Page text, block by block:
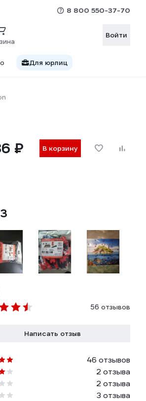
8 800 550-37-70
Войти
Для юрлиц
₽ В корзину
56 отзывов
Написать отзыв
46 отзывов
2 отзыва
2 отзыва
3 отзыва